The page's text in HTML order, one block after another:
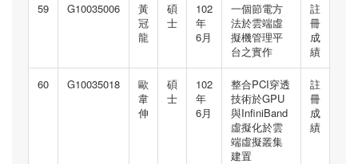
59 G10035006
黃
冠
龍
碩
士
102
年
6月
一個節電方
法於雲端虛
擬機管理平
台之實作
註
冊
成
績
60 G10035018
歐
韋
伸
碩
士
102
年
6月
整合PCI穿透
技術於GPU
與InfiniBand
虛擬化於雲
端虛擬叢集
建置
註
冊
成
績